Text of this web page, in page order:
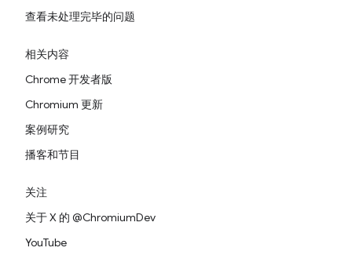
查看未处理完毕的问题
相关内容
Chrome 开发者版
Chromium 更新
案例研究
播客和节目
关注
关于 X 的 @ChromiumDev
YouTube